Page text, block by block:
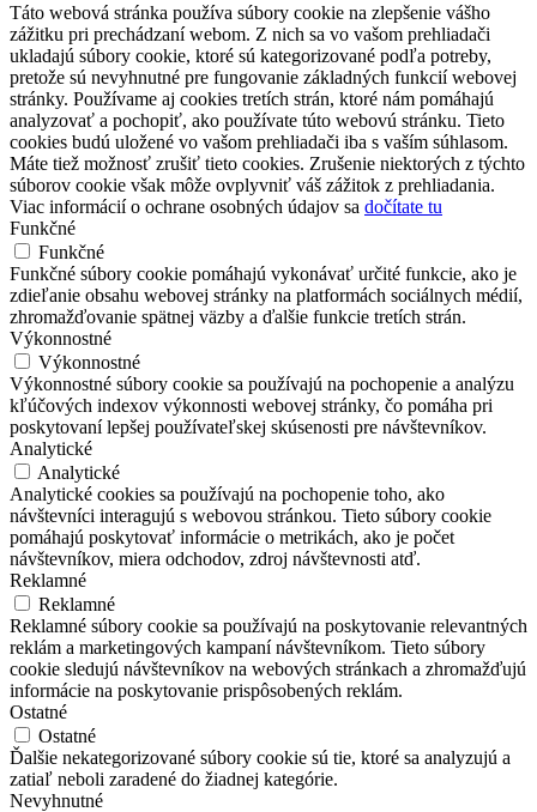
Táto webová stránka používa súbory cookie na zlepšenie vášho
zážitku pri prechádzaní webom. Z nich sa vo vašom prehliadači
ukladajú súbory cookie, ktoré sú kategorizované podľa potreby,
pretože sú nevyhnutné pre fungovanie základných funkcií webovej
stránky. Používame aj cookies tretích strán, ktoré nám pomáhajú
analyzovať a pochopiť, ako používate túto webovú stránku. Tieto
cookies budú uložené vo vašom prehliadači iba s vaším súhlasom.
Máte tiež možnosť zrušiť tieto cookies. Zrušenie niektorých z týchto
súborov cookie však môže ovplyvniť váš zážitok z prehliadania.
Viac informácií o ochrane osobných údajov sa dočítate tu
Funkčné
Funkčné
Funkčné súbory cookie pomáhajú vykonávať určité funkcie, ako je
zdieľanie obsahu webovej stránky na platformách sociálnych médií,
zhromažďovanie spätnej väzby a ďalšie funkcie tretích strán.
Výkonnostné
Výkonnostné
Výkonnostné súbory cookie sa používajú na pochopenie a analýzu
kľúčových indexov výkonnosti webovej stránky, čo pomáha pri
poskytovaní lepšej používateľskej skúsenosti pre návštevníkov.
Analytické
Analytické
Analytické cookies sa používajú na pochopenie toho, ako
návštevníci interagujú s webovou stránkou. Tieto súbory cookie
pomáhajú poskytovať informácie o metrikách, ako je počet
návštevníkov, miera odchodov, zdroj návštevnosti atď.
Reklamné
Reklamné
Reklamné súbory cookie sa používajú na poskytovanie relevantných
reklám a marketingových kampaní návštevníkom. Tieto súbory
cookie sledujú návštevníkov na webových stránkach a zhromažďujú
informácie na poskytovanie prispôsobených reklám.
Ostatné
Ostatné
Ďalšie nekategorizované súbory cookie sú tie, ktoré sa analyzujú a
zatiaľ neboli zaradené do žiadnej kategórie.
Nevyhnutné